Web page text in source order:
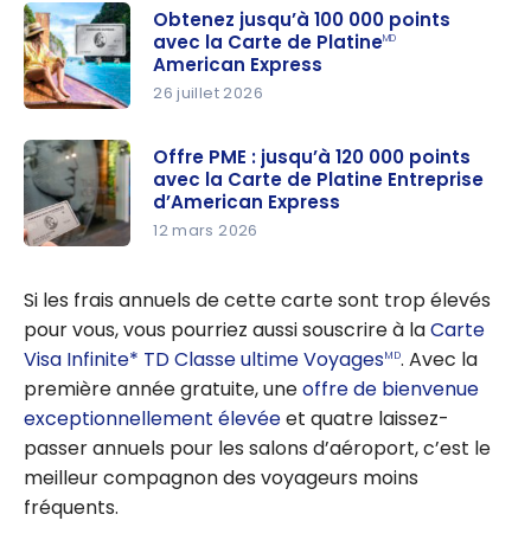
jusqu’à
100 000
points
avec la
PlatineMD
American
Express
Obtenez jusqu’à 100 000 points
avec la Carte de PlatineMD
American Express
26 juillet 2026
jusqu’à
120 000
points
avec la
Carte de
Platine
Entreprise
d’America
n Express
Offre PME : jusqu’à 120 000 points
avec la Carte de Platine Entreprise
d’American Express
12 mars 2026
Si les frais annuels de cette carte sont trop élevés
pour vous, vous pourriez aussi souscrire à laCarte
Visa Infinite* TD Classe ultime VoyagesMD. Avec la
première année gratuite, uneoffre de bienvenue
exceptionnellement élevéeet quatre laissez-
passer annuels pour les salons d’aéroport, c’est le
meilleur compagnon des voyageurs moins
fréquents.